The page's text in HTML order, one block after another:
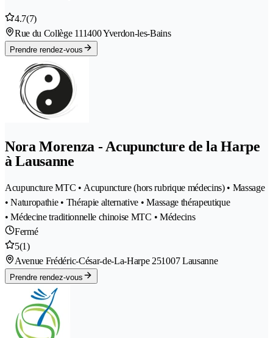
4.7(7)
Rue du Collège 111400 Yverdon-les-Bains
Prendre rendez-vous
Nora Morenza - Acupuncture de la Harpe
à Lausanne
Acupuncture MTC • Acupuncture (hors rubrique médecins) • Massage
• Naturopathie • Thérapie alternative • Massage thérapeutique
• Médecine traditionnelle chinoise MTC • Médecins
Fermé
5(1)
Avenue Frédéric-César-de-La-Harpe 251007 Lausanne
Prendre rendez-vous